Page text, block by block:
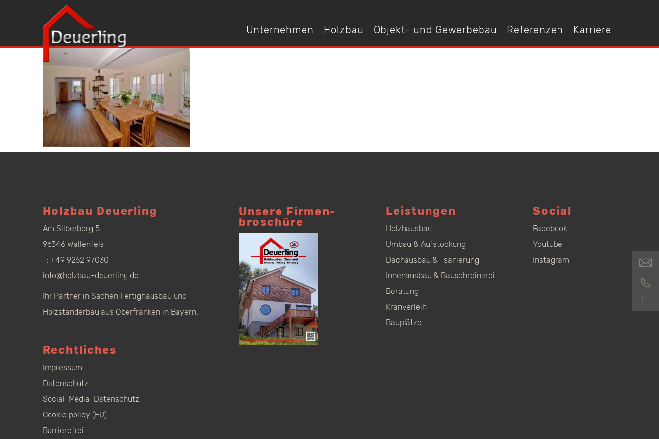
Unternehmen Holzbau Objekt- und Gewerbebau Referenzen Karriere
Holzbau Deuerling
Am Silberberg 5
96346 Wallenfels
T: +49 9262 97030
info@holzbau-deuerling.de
Ihr Partner in Sachen Fertighausbau und
Holzständerbau aus Oberfranken in Bayern.
Rechtliches
Impressum
Datenschutz
Social-Media-Datenschutz
Cookie policy (EU)
Barrierefrei
Unsere Firmen­
broschüre
Leistungen
Holzhausbau
Umbau & Aufstockung
Dachausbau & -sanierung
Innenausbau & Bauschreinerei
Beratung
Kranverleih
Bauplätze
Social
Facebook
Youtube
Instagram